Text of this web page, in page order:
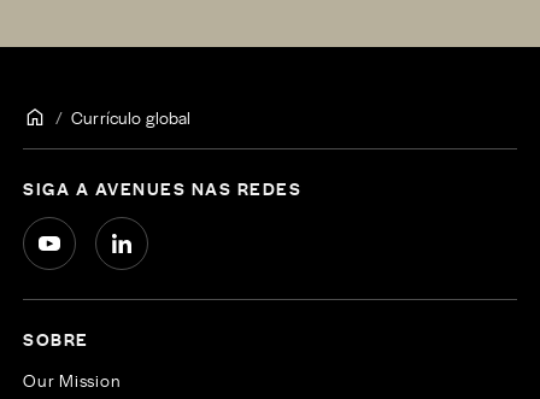
Currículo global
SIGA A AVENUES NAS REDES
SOBRE
Our Mission